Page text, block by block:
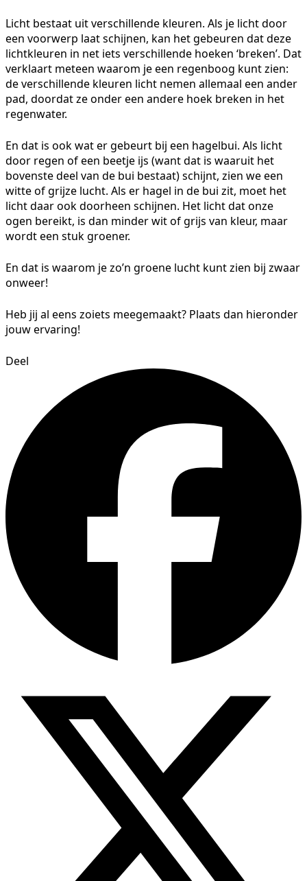
Licht bestaat uit verschillende kleuren. Als je licht door
een voorwerp laat schijnen, kan het gebeuren dat deze
lichtkleuren in net iets verschillende hoeken ‘breken’. Dat
verklaart meteen waarom je een regenboog kunt zien:
de verschillende kleuren licht nemen allemaal een ander
pad, doordat ze onder een andere hoek breken in het
regenwater.
En dat is ook wat er gebeurt bij een hagelbui. Als licht
door regen of een beetje ijs (want dat is waaruit het
bovenste deel van de bui bestaat) schijnt, zien we een
witte of grijze lucht. Als er hagel in de bui zit, moet het
licht daar ook doorheen schijnen. Het licht dat onze
ogen bereikt, is dan minder wit of grijs van kleur, maar
wordt een stuk groener.
En dat is waarom je zo’n groene lucht kunt zien bij zwaar
onweer!
Heb jij al eens zoiets meegemaakt? Plaats dan hieronder
jouw ervaring!
Deel